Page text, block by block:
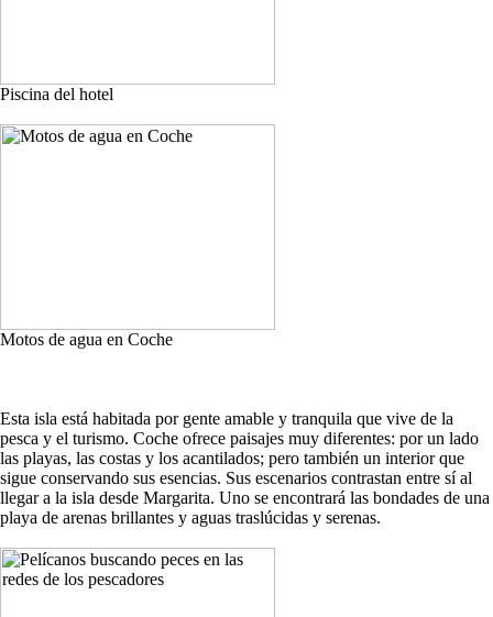
Piscina del hotel
Motos de agua en Coche
Esta isla está habitada por gente amable y tranquila que vive de la
pesca y el turismo. Coche ofrece paisajes muy diferentes: por un lado
las playas, las costas y los acantilados; pero también un interior que
sigue conservando sus esencias. Sus escenarios contrastan entre sí al
llegar a la isla desde Margarita. Uno se encontrará las bondades de una
playa de arenas brillantes y aguas traslúcidas y serenas.